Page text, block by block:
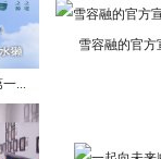
一...
雪容融的官方